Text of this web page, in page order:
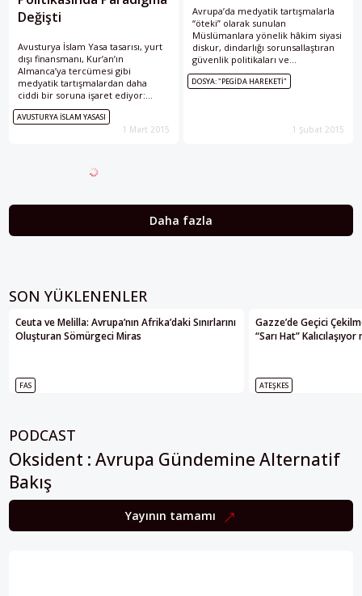
Değişti
Avusturya İslam Yasa tasarısı, yurt
dışı finansmanı, Kur’an’ın
Almanca’ya tercümesi gibi
medyatik tartışmalardan daha
ciddi bir soruna işaret ediyor:
İslam politikasındaki paradigmanın,
Avusturya’nın kendi iddialarıyla da
uyuşmayan bir biçimde değişimi.
AVUSTURYA İSLAM YASASI
1 Mart 2015
Avrupa’da medyatik tartışmalarla
“öteki” olarak sunulan
Müslümanlara yönelik hâkim siyasi
diskur, dindarlığı sorunsallaştıran
güvenlik politikaları ve
kurumsallaşan ırkçılığın ardından
Pegida gibi İslam karşıtı
incelendiğinde oldukça kolay bir
DOSYA: "PEGIDA HAREKETI"
1 Şubat 2015
Daha fazla
SON YÜKLENENLER
Ceuta ve Melilla: Avrupa’nın Afrika’daki Sınırlarını
Oluşturan Sömürgeci Miras
FAS
Gazze’de Geçici
“Sarı Hat” Kalıcılaşıyor
ATEŞKES
PODCAST
Oksident : Avrupa Gündemine Alternatif
Bakış
Yayının tamamı